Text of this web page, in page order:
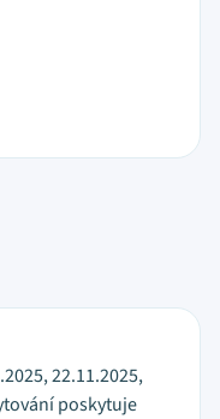
22.11.2025,
poskytuje